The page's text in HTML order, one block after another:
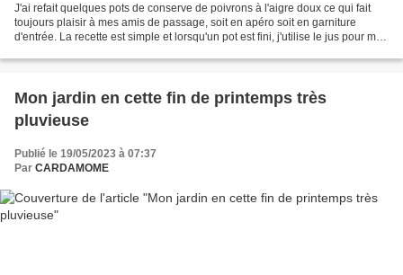
J'ai refait quelques pots de conserve de poivrons à l'aigre doux ce qui fait
toujours plaisir à mes amis de passage, soit en apéro soit en garniture
d'entrée. La recette est simple et lorsqu'un pot est fini, j'utilise le jus pour ma
Mon jardin en cette fin de printemps très
pluvieuse
Publié le 19/05/2023 à 07:37
Par CARDAMOME